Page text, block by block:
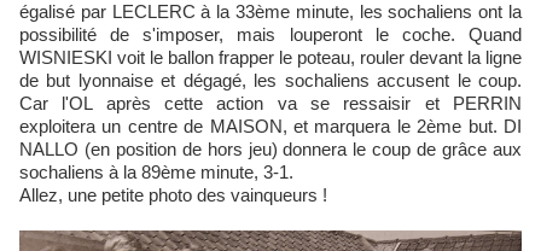
égalisé par LECLERC à la 33ème minute, les sochaliens ont la
possibilité de s'imposer, mais louperont le coche. Quand
WISNIESKI voit le ballon frapper le poteau, rouler devant la ligne
de but lyonnaise et dégagé, les sochaliens accusent le coup.
Car l'OL après cette action va se ressaisir et PERRIN
exploitera un centre de MAISON, et marquera le 2ème but. DI
NALLO (en position de hors jeu) donnera le coup de grâce aux
sochaliens à la 89ème minute, 3-1.
Allez, une petite photo des vainqueurs !